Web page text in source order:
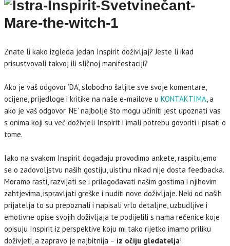
Znate li kako izgleda jedan Inspirit doživljaj? Jeste li ikad
prisustvovali takvoj ili sličnoj manifestaciji?
Ako je vaš odgovor ‘DA’, slobodno šaljite sve svoje komentare,
ocijene, prijedloge i kritike na naše e-mailove u KONTAKTIMA, a
ako je vaš odgovor ‘NE’ najbolje što mogu učiniti jest upoznati vas
s onima koji su već doživjeli Inspirit i imali potrebu govoriti i pisati o
tome.
Iako na svakom Inspirit događaju provodimo ankete, raspitujemo
se o zadovoljstvu naših gostiju, uistinu nikad nije dosta feedbacka.
Moramo rasti, razvijati se i prilagođavati našim gostima i njihovim
zahtjevima, ispravljati greške i nuditi nove doživljaje. Neki od naših
prijatelja to su prepoznali i napisali vrlo detaljne, uzbudljive i
emotivne opise svojih doživljaja te podijelili s nama rečenice koje
opisuju Inspirit iz perspektive koju mi tako rijetko imamo priliku
doživjeti, a zapravo je najbitnija – iz očiju gledatelja!